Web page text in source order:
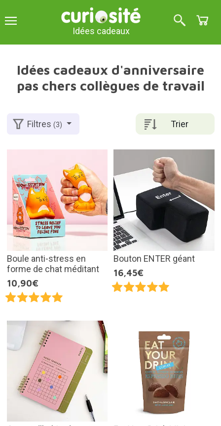
Idées cadeaux
Idées cadeaux d'anniversaire
pas chers collègues de travail
Trier
Filtres(3)
Boule anti-stress en
forme de chat méditant
10,90€
Bouton ENTER géant
16,45€